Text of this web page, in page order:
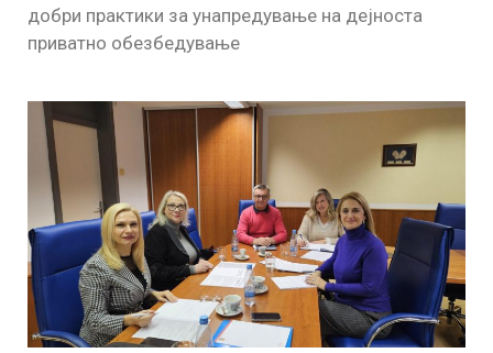
добри практики за унапредување на дејноста
приватно обезбедување